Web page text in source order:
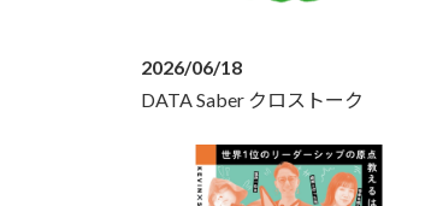
2026/06/18
DATA Saber クロストーク